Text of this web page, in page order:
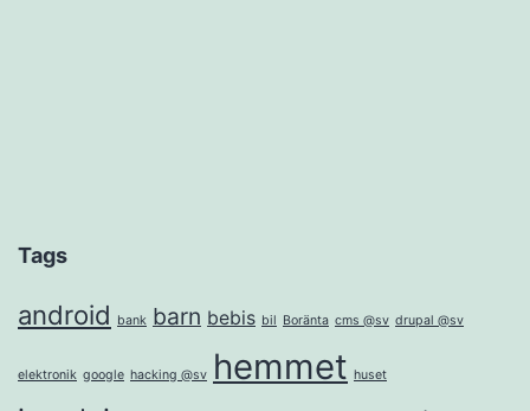
Tags
android bank barn bebis bil Boränta cms @sv drupal @sv
elektronik google hacking @sv hemmet huset